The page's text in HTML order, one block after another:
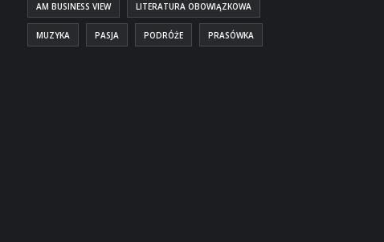
AM BUSINESS VIEW LITERATURA OBOWIĄZKOWA
MUZYKA PASJA PODRÓŻE PRASÓWKA